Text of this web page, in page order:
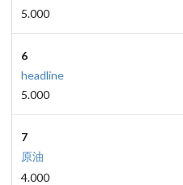
5.000
6
headline
5.000
7
原油
4.000